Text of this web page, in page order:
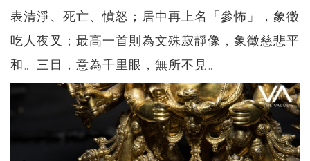
表清淨、死亡、憤怒；居中再上名「參怖」，象徵
吃人夜叉；最高一首則為文殊寂靜像，象徵慈悲平
和。三目，意為千里眼，無所不見。